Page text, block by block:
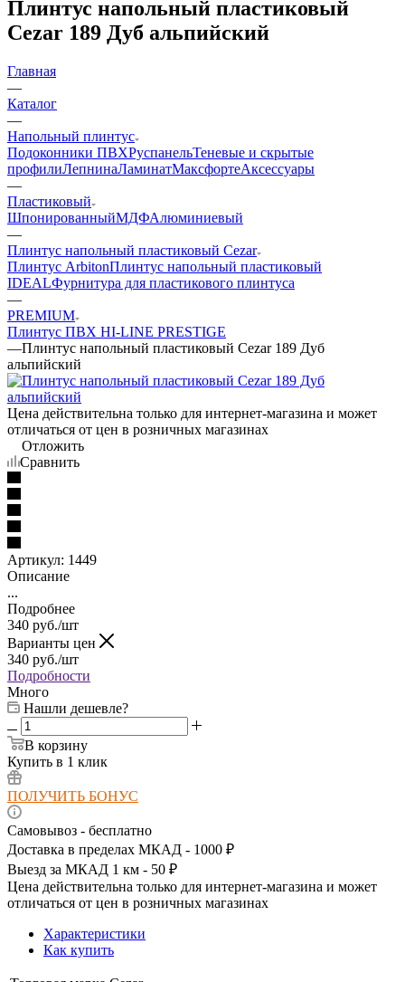
Плинтус напольный пластиковый
Cezar 189 Дуб альпийский
Главная
—
Каталог
—
Напольный плинтус
Подоконники ПВХРуспанельТеневые и скрытые
профилиЛепнинаЛаминатМаксфортеАксессуары
—
Пластиковый
ШпонированныйМДФАлюминиевый
—
Плинтус напольный пластиковый Cezar
Плинтус ArbitonПлинтус напольный пластиковый
IDEALФурнитура для пластикового плинтуса
—
PREMIUM
Плинтус ПВХ HI-LINE PRESTIGE
—Плинтус напольный пластиковый Cezar 189 Дуб
альпийский
Цена действительна только для интернет-магазина и может
отличаться от цен в розничных магазинах
Отложить
Сравнить
Артикул: 1449
Описание
...
Подробнее
340 руб./шт
Варианты цен
340 руб./шт
Подробности
Много
Нашли дешевле?
В корзину
Купить в 1 клик
ПОЛУЧИТЬ БОНУС
Самовывоз - бесплатно
Доставка в пределах МКАД - 1000 ₽
Выезд за МКАД 1 км - 50 ₽
Цена действительна только для интернет-магазина и может
отличаться от цен в розничных магазинах
Характеристики
Как купить